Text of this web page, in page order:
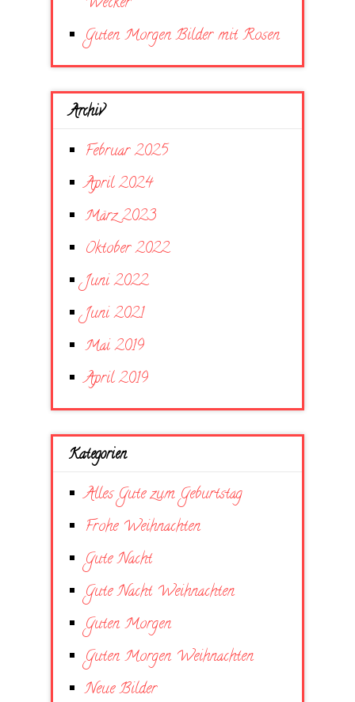
Guten Morgen Bilder mit Rosen
Archiv
Februar 2025
April 2024
März 2023
Oktober 2022
Juni 2022
Juni 2021
Mai 2019
April 2019
Kategorien
Alles Gute zum Geburtstag
Frohe Weihnachten
Gute Nacht
Gute Nacht Weihnachten
Guten Morgen
Guten Morgen Weihnachten
Neue Bilder